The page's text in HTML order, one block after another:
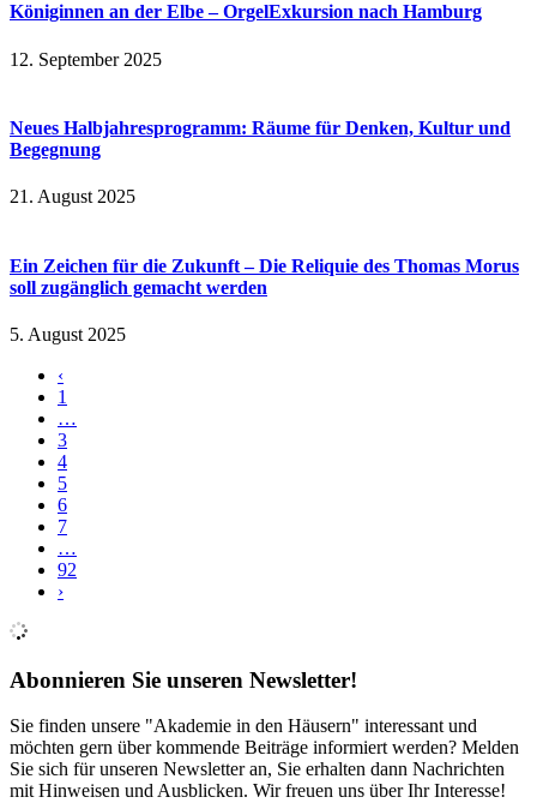
Königinnen an der Elbe – OrgelExkursion nach Hamburg
12. September 2025
Neues Halbjahresprogramm: Räume für Denken, Kultur und
Begegnung
21. August 2025
Ein Zeichen für die Zukunft – Die Reliquie des Thomas Morus
soll zugänglich gemacht werden
5. August 2025
‹
1
…
3
4
5
6
7
…
92
›
Abonnieren Sie unseren Newsletter!
Sie finden unsere "Akademie in den Häusern" interessant und
möchten gern über kommende Beiträge informiert werden? Melden
Sie sich für unseren Newsletter an, Sie erhalten dann Nachrichten
mit Hinweisen und Ausblicken. Wir freuen uns über Ihr Interesse!